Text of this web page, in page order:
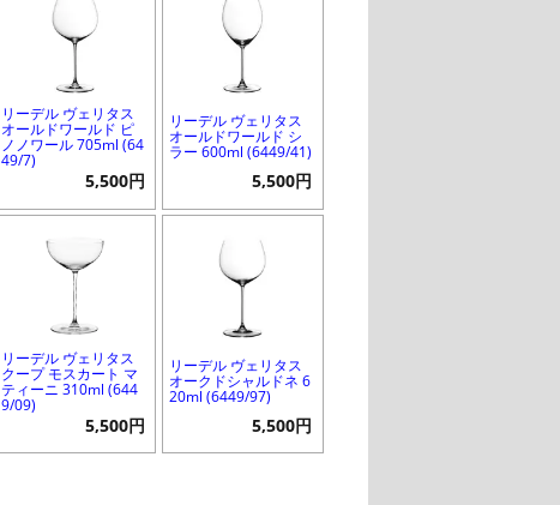
リーデル ヴェリタス
オールドワールド ピ
ノノワール 705ml (64
49/7)
5,500円
リーデル ヴェリタス
オールドワールド シ
ラー 600ml (6449/41)
5,500円
リーデル ヴェリタス
クープ モスカート マ
ティーニ 310ml (644
9/09)
5,500円
リーデル ヴェリタス
オークドシャルドネ 6
20ml (6449/97)
5,500円